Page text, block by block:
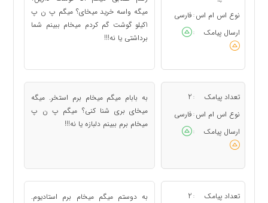
نوع اس ام اس : فارسی
ارسال پیامک
:
میگه واسه خرید میخای؟ میگم پ ن پ
1کیلو گوشت گم کردم میخام ببینم شما
برداشتی یا نه!!!
تعداد پیامک :
2
نوع اس ام اس : فارسی
ارسال پیامک
:
به بابام میگم میخام برم استخر. میگه
میخای بری شنا کنی؟ میگم پ ن پ
میخام برم ببینم دلبازه یا نه!!!
تعداد پیامک :
2
به دوستم میگم میخام برم استادیوم.